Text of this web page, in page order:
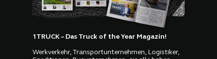
1TRUCK – Das Truck of the Year Magazin!
Werkverkehr, Transportunternehmen, Logistiker,